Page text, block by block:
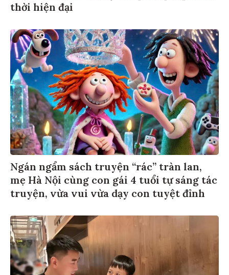
thời hiện đại
Ngán ngẩm sách truyện “rác” tràn lan,
mẹ Hà Nội cùng con gái 4 tuổi tự sáng tác
truyện, vừa vui vừa dạy con tuyệt đỉnh